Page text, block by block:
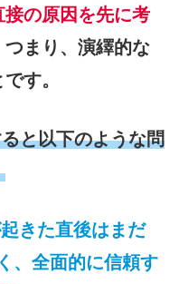
接の原因を先に考
つまり、演繹的な
す。
と以下のような問
きた直後はまだ
、全面的に信頼す